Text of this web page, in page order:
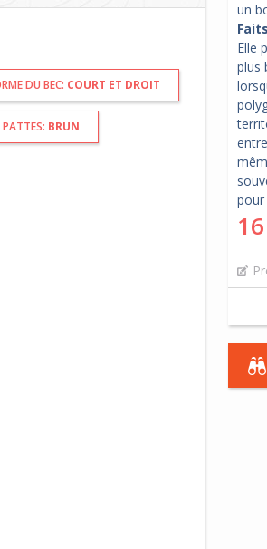
DU BEC: COURT ET DROIT
PATTES: BRUN
un
Elle
plus
pour
16